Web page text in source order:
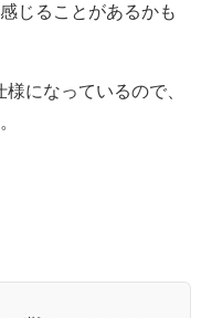
じることがあるかも
になっているので、